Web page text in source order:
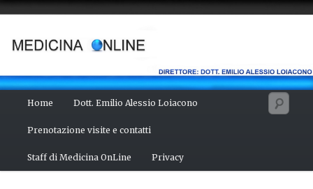
contenuto
principale
contenuto
secondario
Home Dott. Emilio Alessio Loiacono
Prenotazione visite e contatti
Staff di Medicina OnLine Privacy